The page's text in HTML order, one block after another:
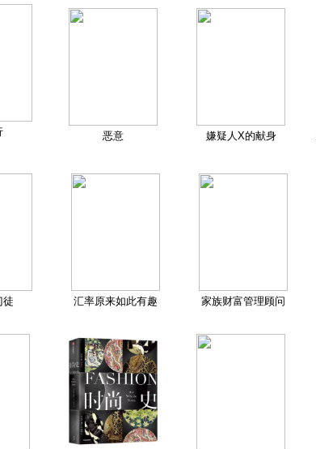
恶意 嫌疑人X的献身
徒 汇率原来如此有趣 家族财富管理顾问